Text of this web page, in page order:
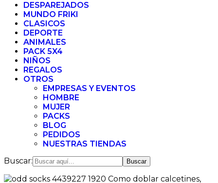
DESPAREJADOS
MUNDO FRIKI
CLASICOS
DEPORTE
ANIMALES
PACK 5X4
NIÑOS
REGALOS
OTROS
EMPRESAS Y EVENTOS
HOMBRE
MUJER
PACKS
BLOG
PEDIDOS
NUESTRAS TIENDAS
Buscar: